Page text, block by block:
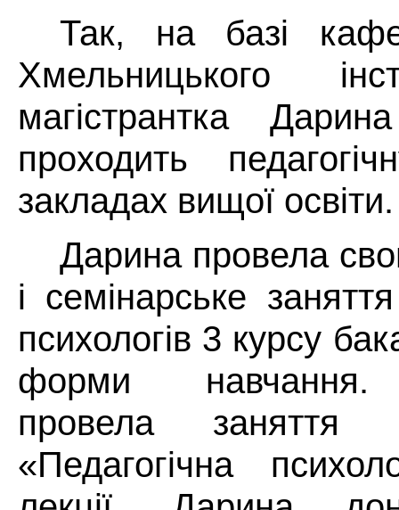
Так, на базі
Хмельницького
магістрантка
проходить
закладах вищої освіти.
Дарина провела
і семінарське
психологів 3 курсу
форми навчання.
провела заняття
«Педагогічна